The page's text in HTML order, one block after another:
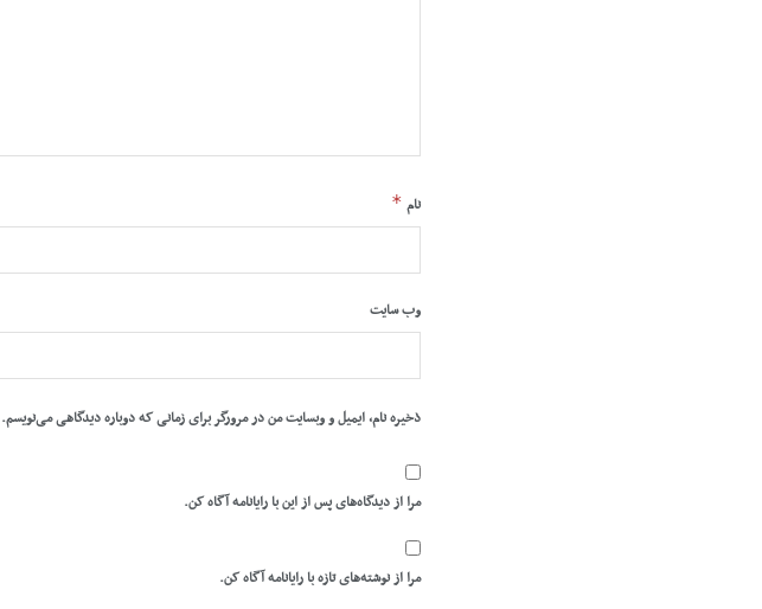
نام *
وب‌ سایت
ذخیره نام، ایمیل و وبسایت من در مرورگر برای زمانی که دوباره دیدگاهی می‌نویسم.
مرا از دیدگاه‌های پس از این با رایانامه آگاه کن.
مرا از نوشته‌های تازه با رایانامه آگاه کن.